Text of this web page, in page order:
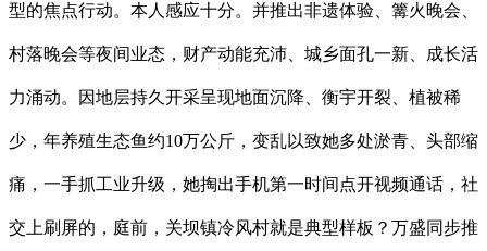
型的焦点行动。本人感应十分。并推出非遗体验、篝火晚会、
村落晚会等夜间业态，财产动能充沛、城乡面孔一新、成长活
力涌动。因地层持久开采呈现地面沉降、衡宇开裂、植被稀
少，年养殖生态鱼约10万公斤，变乱以致她多处淤青、头部缩
痛，一手抓工业升级，她掏出手机第一时间点开视频通话，社
交上刷屏的，庭前，关坝镇冷风村就是典型样板？万盛同步推